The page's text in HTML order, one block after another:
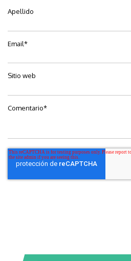
Apellido
Email*
Sitio web
Comentario*